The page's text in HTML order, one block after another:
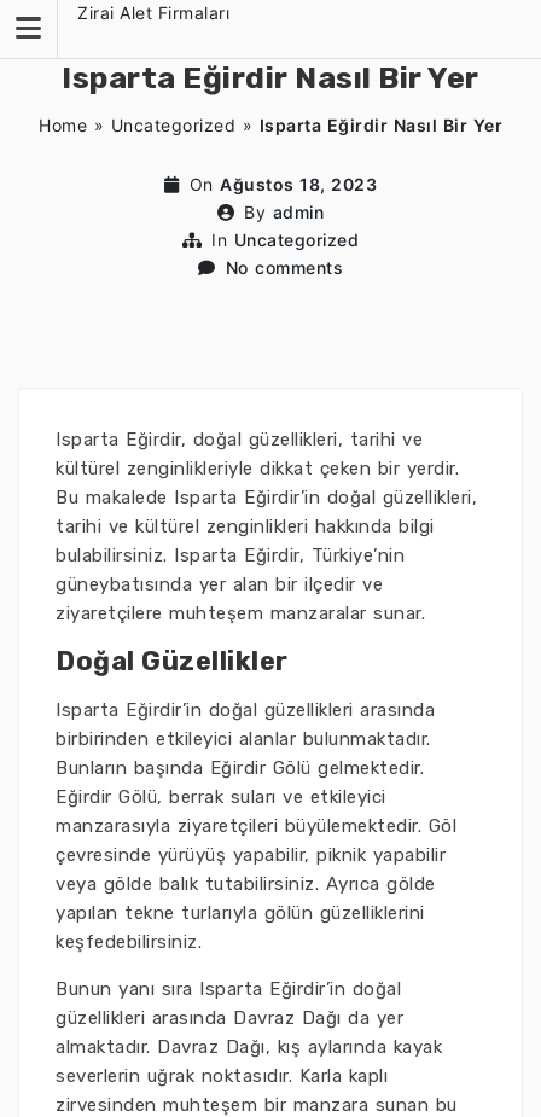
content
Zirai Alet Firmaları
Isparta Eğirdir Nasıl Bir Yer
Home » Uncategorized » Isparta Eğirdir Nasıl Bir Yer
On Ağustos 18, 2023
By admin
In Uncategorized
No comments
Isparta Eğirdir, doğal güzellikleri, tarihi ve
kültürel zenginlikleriyle dikkat çeken bir yerdir.
Bu makalede Isparta Eğirdir’in doğal güzellikleri,
tarihi ve kültürel zenginlikleri hakkında bilgi
bulabilirsiniz. Isparta Eğirdir, Türkiye’nin
güneybatısında yer alan bir ilçedir ve
ziyaretçilere muhteşem manzaralar sunar.
Doğal Güzellikler
Isparta Eğirdir’in doğal güzellikleri arasında
birbirinden etkileyici alanlar bulunmaktadır.
Bunların başında Eğirdir Gölü gelmektedir.
Eğirdir Gölü, berrak suları ve etkileyici
manzarasıyla ziyaretçileri büyülemektedir. Göl
çevresinde yürüyüş yapabilir, piknik yapabilir
veya gölde balık tutabilirsiniz. Ayrıca gölde
yapılan tekne turlarıyla gölün güzelliklerini
keşfedebilirsiniz.
Bunun yanı sıra Isparta Eğirdir’in doğal
güzellikleri arasında Davraz Dağı da yer
almaktadır. Davraz Dağı, kış aylarında kayak
severlerin uğrak noktasıdır. Karla kaplı
zirvesinden muhteşem bir manzara sunan bu